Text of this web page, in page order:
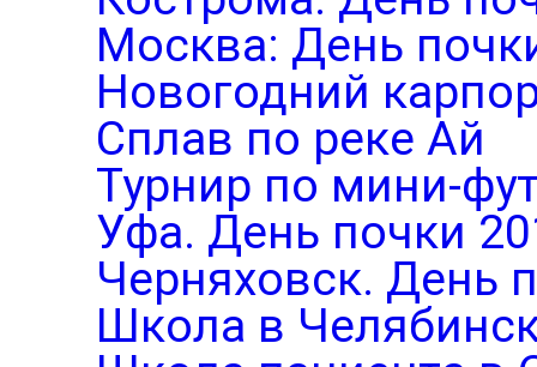
Москва: День
Новогодний
Сплав по реке Ай
Турнир по мини-
Уфа. День почки
Черняховск. День
Школа в